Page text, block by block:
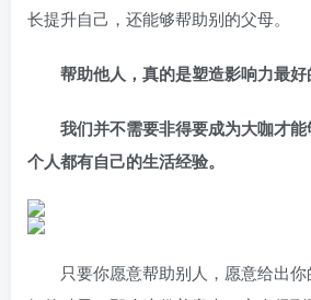
长提升自己，还能够帮助别的父母。
帮助他人，真的是塑造影响力最好
我们并不需要非得要成为大咖才
个人都有自己的生活经验。
只要你愿意帮助别人，愿意给出